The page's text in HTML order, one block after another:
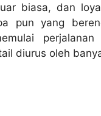
biasa, dan
pun yang
diurus oleh